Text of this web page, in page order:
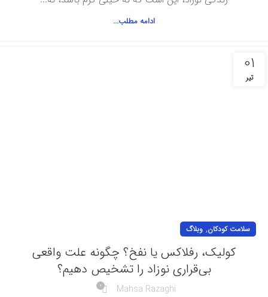
ادامه مطلب...
01
تیر
سلامت کودکان, وبلاگ
کولیک، رفلاکس یا نفخ؟ چگونه علت واقعی
بی‌قراری نوزاد را تشخیص دهیم؟
Mahsa Razaghi
0